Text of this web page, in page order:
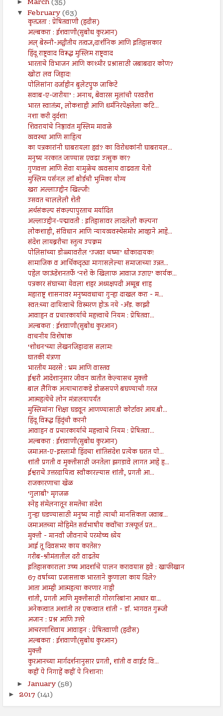
March(35)
▼ February(63)
कृतज्ञता : प्रेषितवाणी (हदीस)
अल्बकरा : ईशवाणी(सुबोध कुरआन)
अल् बेरुनी-अद्वीतीय तत्वज्ञ,दार्शनिक आणि इतिहासकार
हिंदू राष्ट्रवाद विरूद्ध मुस्लिम राष्ट्रवाद
भारताचे विभाजन आणि काश्मीर प्रश्नासाठी जबाबदार कोण?
खोटा लव जिहाद!
पोलिसांना दर्जाहीन बुलेटप्रुफ जाकिटे
सवाब-ए-जारीया’ : अनाथ, बेवारस मुलांची परवरीश
भारत स्वातंत्र्य, लोकशाही आणि धर्मनिरपेक्षतेला कटि...
नशा करी दुर्दशा!
शिवरायांचे निष्ठावंत मुस्लिम मावळे
व्यवस्था आणि साहित्य
का पत्रकारांनी घाबरायला हवं? का विरोधकांनी घाबरायल...
मनुष्य नरकात जाण्यास एवढा उत्सुक का?
गुणवत्ता आणि सेवा यामुळेच व्यवसाय वाढवता येतो
मुस्लिम पर्सनल लॉ बोर्डची भुमिका योग्य
खरा अल्लाउद्दीन खिल्जी!
उसवत चाललेली शेती
अर्थसंकल्प संकल्पापुरताच मर्यादित
अल्लाउद्दीन-पद्मावती : इतिहासावर लादलेली कल्पना
लोकशाही, संविधान आणि न्यायव्यवस्थेसमोर आव्हाने आहे...
संदेश लायब्ररीचा स्तुत्य उपक्रम
पोलिसांच्या डोळ्यावरील ‘उजवा चष्मा’ धोकादायक!
सामाजिक व आर्थिकदृट्या मागासलेल्या समाजाच्या उन्नत...
पहेल फाऊंडेशनतर्फे ‘नशे के खिलाफ आवाज उठाए’ कार्यक...
पत्रकार संघाच्या येवला शहर अध्यक्षपदी अय्यूब शाह
महाराष्ट्र शासनावर मनुष्यवधाचा गुन्हा दाखल करा - म...
स्वत:च्या दायित्वाचे विस्मरण होऊ नये -अ‍ॅड. काझी
आवाहन व प्रचारकार्याचे महत्त्वाचे नियम : प्रेषितवा...
अल्बकरा : ईशवाणी(सुबोध कुरआन)
वाचनीय विशेषांक
‘शोधन’च्या लेखनजिहादास सलाम!
घातकी यंत्रणा
भारतीय मदरसे : भ्रम आणि वास्तव
ईश्वरी आदेशानुसार जीवन व्यतीत केल्यासच मुक्ती
बाल लैंगिक अत्याचाराकडे डोळसपणे बघण्याची गरज
आत्महत्येचे लोन मंत्रालयापर्यंत
मुस्लिमांना शिक्षा घडवून आणण्यासाठी कोर्टावर आय.बी...
हिंदू विरूद्ध हिंदुंची करनी
आवाहन व प्रचारकार्याचे महत्त्वाचे नियम : प्रेषितवा...
अल्बकरा : ईशवाणी(सुबोध कुरआन)
जमाअत-ए-इस्लामी हिंदचा शांतिसंदेश प्रत्येक घरात पो...
शांती प्रगती व मुक्तीसाठी जनतेला झगडावे लागत आहे ह...
ईश्वराचे उत्तरदायित्व स्वीकारल्यास शांती, प्रगती आ...
राजकारणाचा खेळ
‘गुलाबी’ मृगजळ
स्नेह संमेलनातून समतेचा संदेश
गुन्हा घडण्यासाठी मनुष्य नाही त्याची मानसिकता जवाब...
जमाअतच्या मोहिमेत सर्वभाषीय कवींचा उत्स्फूर्त प्रत...
मुक्ती - मानवी जीवनाचे परमोच्च ध्येय
आई तू दिवसभर काय करतेस?
गरीब-श्रीमंतातील दरी वाढतेय
इतिहासकाराला उच्च आदर्शाचे पालन करावयास हवे : खाफीखान
67 वर्षाच्या प्रजासत्ताक भारताने कुणाला काय दिले?
आता आम्ही आत्महत्या करणार नाही
शांती, प्रगती आणि मुक्तीसाठी गोरगरिबांना आधार द्या...
अनेकत्वात अशांती तर एकत्वात शांती - डॉ. भागवत गुरूजी
अजान : प्रश्न आणि उत्तरे
आचरणाशिवाय आवाहन : प्रेषितवाणी (हदीस)
अल्बकरा : ईशवाणी(सुबोध कुरआन)
मुक्ती
कुरआनच्या मार्गदर्शनानुसार प्रगती, शांती व वाईट वि...
कहीं पे निगाहें कहीं पे निशाना!
► January(58)
► 2017 (141)